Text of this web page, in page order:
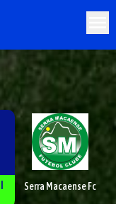
Serra Macaense Fc